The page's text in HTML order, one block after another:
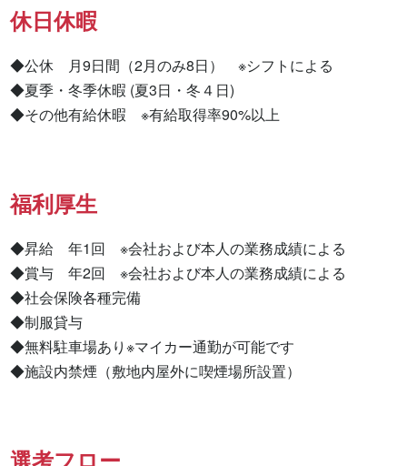
休日休暇
◆公休　月9日間（2月のみ8日）　※シフトによる
◆夏季・冬季休暇 (夏3日・冬４日)
◆その他有給休暇　※有給取得率90%以上
福利厚生
◆昇給　年1回　※会社および本人の業務成績による
◆賞与　年2回　※会社および本人の業務成績による
◆社会保険各種完備
◆制服貸与
◆無料駐車場あり※マイカー通勤が可能です
◆施設内禁煙（敷地内屋外に喫煙場所設置）
選考フロー